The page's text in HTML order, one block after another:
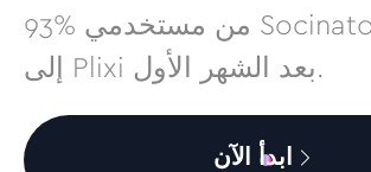
93% من مستخدمي Socinator يتحولون
إلى Plixi بعد الشهر الأول.
ابدأ الآن